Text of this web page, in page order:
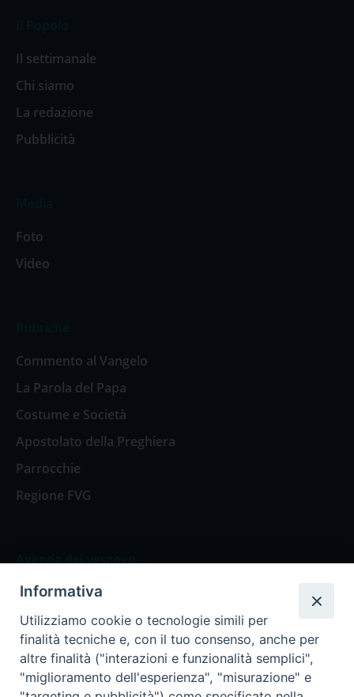
Il settimanale
Chi siamo
La redazione
Pubblicità
Foto
Video
Commento al Vangelo
La Parola del Papa
Costume e Società
Apostolato della Preghiera
Parrocchie
Regione FVG
Agenda del vescovo
Agenda del vescovo
Privacy Policy Trasparenza
Informativa
Utilizziamo cookie o tecnologie simili per
finalità tecniche e, con il tuo consenso, anche per
altre finalità ("interazioni e funzionalità semplici",
"miglioramento dell'esperienza", "misurazione" e